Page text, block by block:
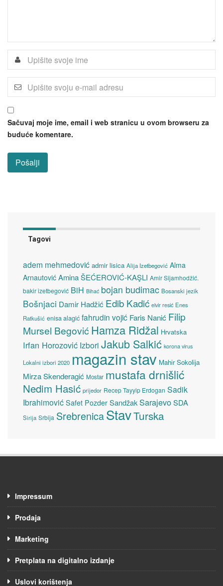
Sačuvaj moje ime, email i web stranicu u ovom browseru za
buduće komentare.
Tagovi
adem mehmedović admir lisica Alija Izetbegović Alma
Arnautović Amina ŠEĆEROVIĆ-KAŞLI Amir Sijamhodžić.
bakir izetbegović BiH Bihać bojan budimac Bosanski jezik
Bošnjaci Damir Hadžić Edib Kadić elvir resić Enes
Ratkušić enisa alagić fahrudin vojić Faris Nanić Filip
Mursel Begović Hamza Ridžal Hrvatska
Irfan Horozović Izbori Jakub Salkić korona virus
Lokalni izbori 2020 magazin stav Mahir Sokolija
Mirza Skenderagić Mostar mustafa drnišlić
Nedim Hasić prijedor Recep Tayyip Erdogan Sadik
Ibrahimović Safet Pozder SandžakSarajevoSDA
Sirija Srbija SrebrenicaStavTurska
Impressum
Prodaja
Marketing
Pretplata na digitalno izdanje
Uslovi korištenja